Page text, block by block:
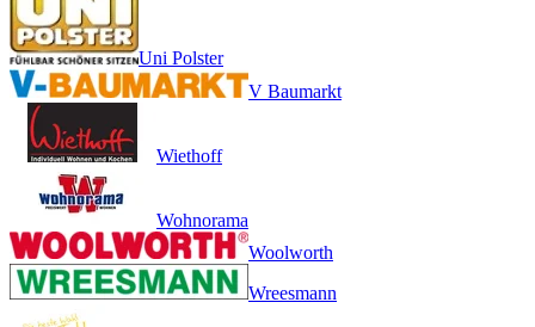
Uni Polster
V Baumarkt
Wiethoff
Wohnorama
Woolworth
Wreesmann